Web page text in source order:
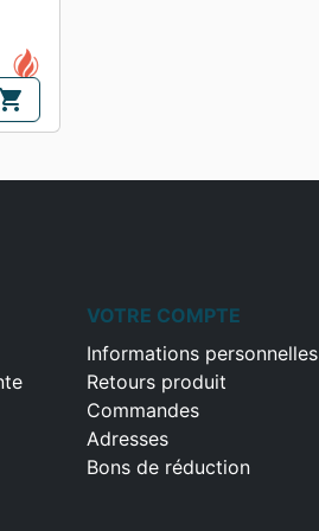
shopping_cart
VOTRE COMPTE
Informations personnelles
Retours produit
Commandes
Adresses
Bons de réduction